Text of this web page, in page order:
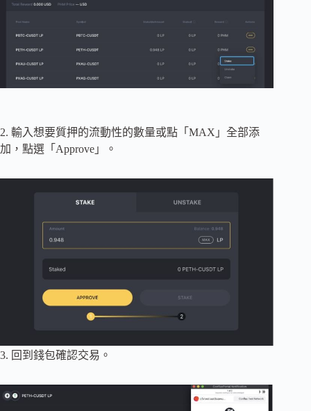
2. 輸入想要質押的流動性的數量或點「MAX」全部添
加，點選「Approve」。
3. 回到錢包確認交易。